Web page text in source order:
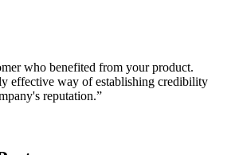
who benefited from your product.
effective way of establishing credibility
reputation.”